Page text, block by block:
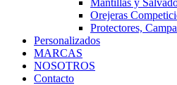
Mantillas y
Orejeras
Protectores,
Personalizados
MARCAS
NOSOTROS
Contacto